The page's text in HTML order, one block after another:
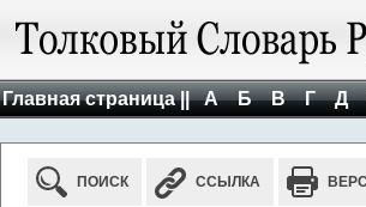
Главная страница || А Б В Г Д
ПОИСК ССЫЛКА